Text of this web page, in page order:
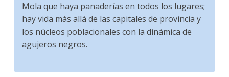
Mola que haya panaderías en todos los lugares;
hay vida más allá de las capitales de provincia y
los núcleos poblacionales con la dinámica de
agujeros negros.